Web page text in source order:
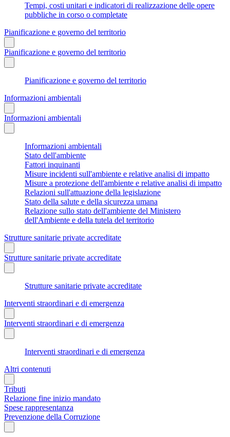
Tempi, costi unitari e indicatori di realizzazione delle opere
pubbliche in corso o completate
Pianificazione e governo del territorio
Pianificazione e governo del territorio
Pianificazione e governo del territorio
Informazioni ambientali
Informazioni ambientali
Informazioni ambientali
Stato dell'ambiente
Fattori inquinanti
Misure incidenti sull'ambiente e relative analisi di impatto
Misure a protezione dell'ambiente e relative analisi di impatto
Relazioni sull'attuazione della legislazione
Stato della salute e della sicurezza umana
Relazione sullo stato dell'ambiente del Ministero
dell'Ambiente e della tutela del territorio
Strutture sanitarie private accreditate
Strutture sanitarie private accreditate
Strutture sanitarie private accreditate
Interventi straordinari e di emergenza
Interventi straordinari e di emergenza
Interventi straordinari e di emergenza
Altri contenuti
Tributi
Relazione fine inizio mandato
Spese rappresentanza
Prevenzione della Corruzione